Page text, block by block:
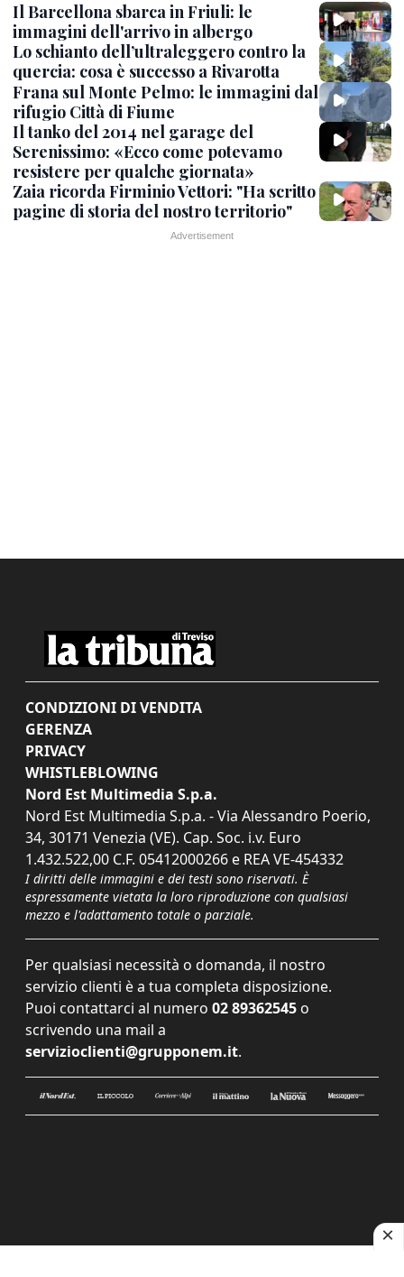
Il Barcellona sbarca in Friuli: le
immagini dell'arrivo in albergo
Lo schianto dell’ultraleggero contro la
quercia: cosa è successo a Rivarotta
Frana sul Monte Pelmo: le immagini dal
rifugio Città di Fiume
Il tanko del 2014 nel garage del
Serenissimo: «Ecco come potevamo
resistere per qualche giornata»
Zaia ricorda Firminio Vettori: "Ha scritto
pagine di storia del nostro territorio"
CONDIZIONI DI VENDITA
GERENZA
PRIVACY
WHISTLEBLOWING
Nord Est Multimedia S.p.a.
Nord Est Multimedia S.p.a. - Via Alessandro Poerio,
34, 30171 Venezia (VE). Cap. Soc. i.v. Euro
1.432.522,00 C.F. 05412000266 e REA VE-454332
I diritti delle immagini e dei testi sono riservati. È
espressamente vietata la loro riproduzione con qualsiasi
mezzo e l'adattamento totale o parziale.
Per qualsiasi necessità o domanda, il nostro
servizio clienti è a tua completa disposizione.
Puoi contattarci al numero 02 89362545 o
scrivendo una mail a
servizioclienti@grupponem.it.